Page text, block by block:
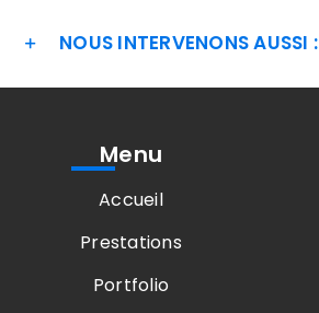
NOUS INTERVENONS AUSSI :
Menu
Accueil
Prestations
Portfolio